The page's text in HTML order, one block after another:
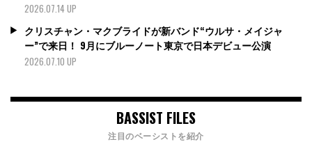
2026.07.14 UP
クリスチャン・マクブライドが新バンド“ウルサ・メイジャ
ー”で来日！ 9月にブルーノート東京で日本デビュー公演
2026.07.10 UP
BASSIST FILES
注目のベーシストを紹介